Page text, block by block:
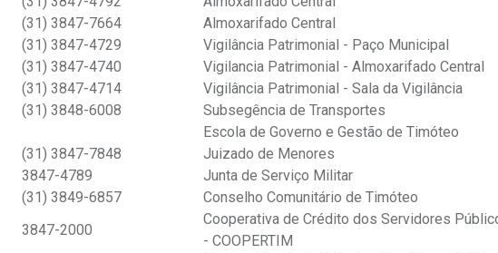
(31) 3847-7664
Almoxarifado Central
(31) 3847-4729
Vigilância Patrimonial - Paço Municipal
(31) 3847-4740
Vigilancia Patrimonial - Almoxarifado Central
(31) 3847-4714
Vigilância Patrimonial - Sala da Vigilância
(31) 3848-6008
Subsegência de Transportes
Escola de Governo e Gestão de Timóteo
(31) 3847-7848
Juizado de Menores
3847-4789
Junta de Serviço Militar
(31) 3849-6857
Conselho Comunitário de Timóteo
3847-2000
Cooperativa de Crédito dos Servidores
- COOPERTIM